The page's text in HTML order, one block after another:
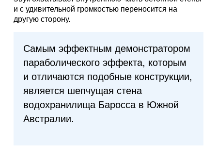
и с удивительной громкостью переносится на
другую сторону.
Самым эффектным демонстратором
параболического эффекта, которым
и отличаются подобные конструкции,
является шепчущая стена
водохранилища Баросса в Южной
Австралии.